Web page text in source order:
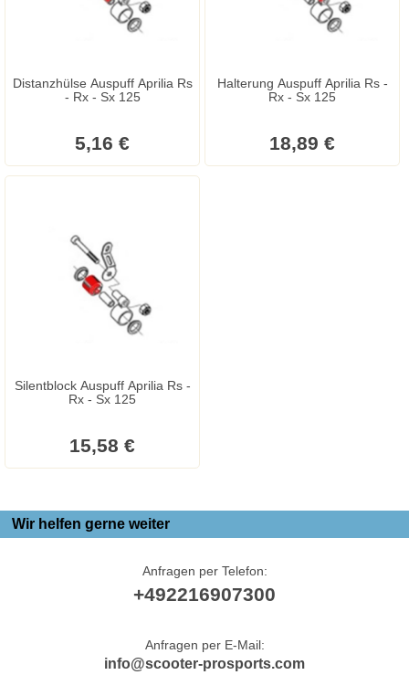
Distanzhülse Auspuff Aprilia Rs
- Rx - Sx 125
5,16 €
Halterung Auspuff Aprilia Rs -
Rx - Sx 125
18,89 €
Silentblock Auspuff Aprilia Rs -
Rx - Sx 125
15,58 €
Wir helfen gerne weiter
Anfragen per Telefon:
+492216907300
Anfragen per E-Mail:
info@scooter-prosports.com